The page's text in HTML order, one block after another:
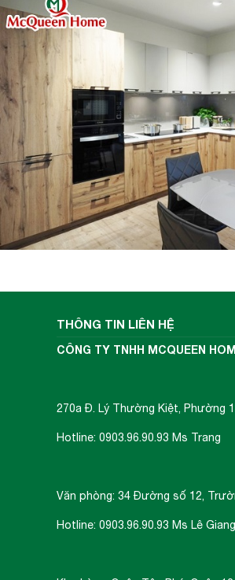
THÔNG TIN LIÊN HỆ
CÔNG TY TNHH MCQUEEN
270a Đ. Lý Thường Kiệt, Phường
Hotline: 0903.96.90.93 Ms Trang
Văn phòng: 34 Đường số 12,
Hotline: 0903.96.90.93 Ms Lê Giang